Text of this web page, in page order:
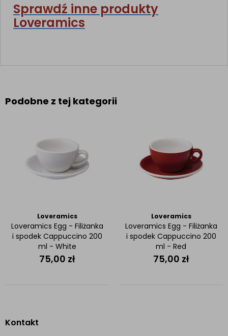
Sprawdź inne produkty
Loveramics
Podobne z tej kategorii
Loveramics
Loveramics Egg - Filiżanka
i spodek Cappuccino 200
ml - White
75,00 zł
Loveramics
Loveramics Egg - Filiżanka
i spodek Cappuccino 200
ml - Red
75,00 zł
Kontakt